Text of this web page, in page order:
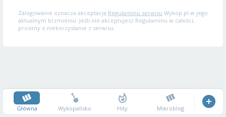
Zalogowanie oznacza akceptację Regulaminu serwisu Wykop.pl w jego
aktualnym brzmieniu. Jeśli nie akceptujesz Regulaminu w całości,
prosimy o niekorzystanie z serwisu.
Główna Wykopalisko Hity Mikroblog